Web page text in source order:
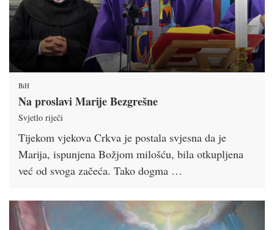
BiH
Na proslavi Marije Bezgrešne
Svjetlo riječi
Tijekom vjekova Crkva je postala svjesna da je
Marija, ispunjena Božjom milošću, bila otkupljena
već od svoga začeća. Tako dogma …